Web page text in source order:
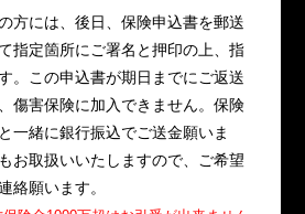
方には、後日、保険申込書を郵送
指定箇所にご署名と押印の上、指
。この申込書が期日までにご返送
傷害保険に加入できません。保険
一緒に銀行振込でご送金願いま
お取扱いいたしますので、ご希望
絡願います。